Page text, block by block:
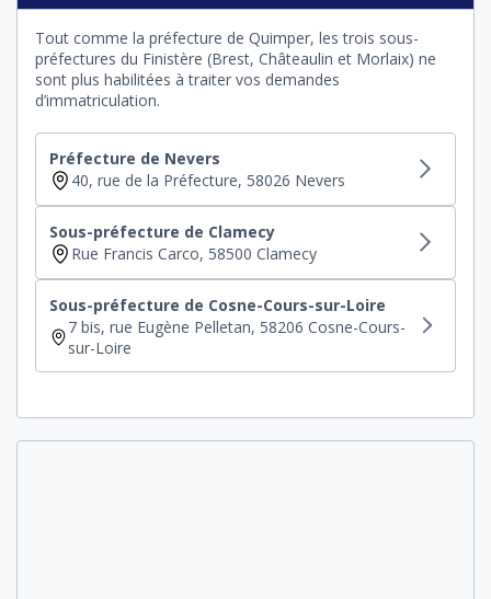
Tout comme la préfecture de Quimper, les trois sous-
préfectures du Finistère (Brest, Châteaulin et Morlaix) ne
sont plus habilitées à traiter vos demandes
d’immatriculation.
Préfecture de Nevers
40, rue de la Préfecture, 58026 Nevers
Sous-préfecture de Clamecy
Rue Francis Carco, 58500 Clamecy
Sous-préfecture de Cosne-Cours-sur-Loire
7 bis, rue Eugène Pelletan, 58206 Cosne-Cours-
sur-Loire